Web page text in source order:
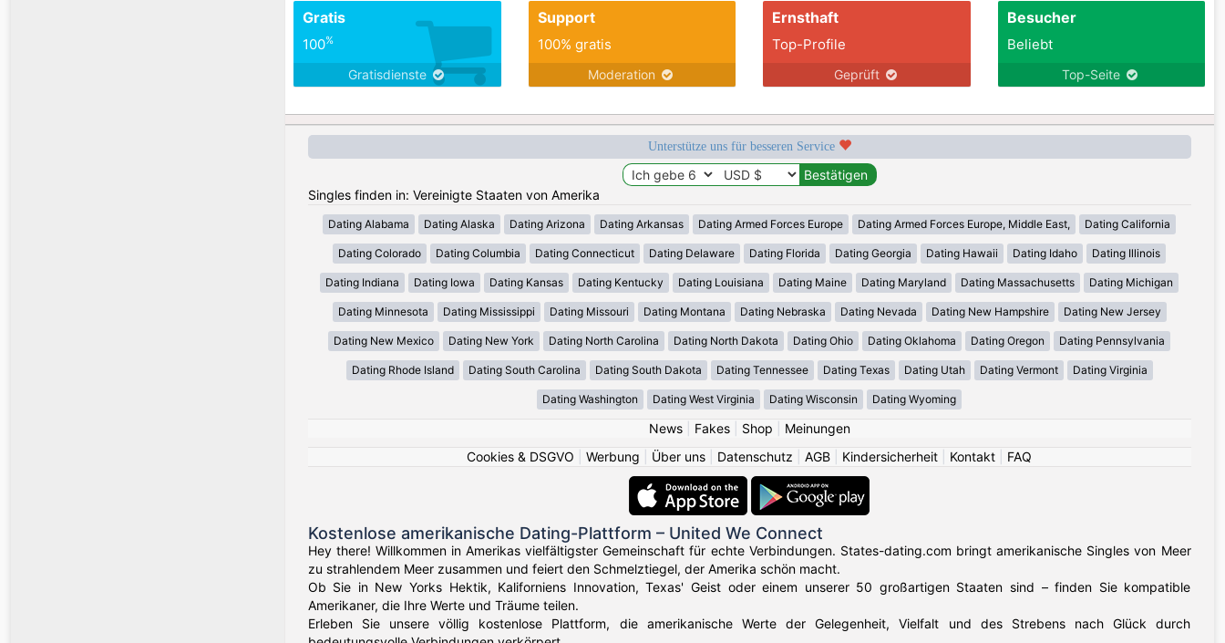
Gratis
100%
Gratisdienste
Support
100% gratis
Moderation
Ernsthaft
Top-Profile
Geprüft
Besucher
Beliebt
Top-Seite
Unterstütze uns für besseren Service
Singles finden in: Vereinigte Staaten von Amerika
Dating Alabama Dating Alaska Dating Arizona Dating Arkansas Dating Armed Forces Europe Dating Armed Forces Europe, Middle East, Dating California
Dating Colorado Dating Columbia Dating Connecticut Dating Delaware Dating Florida Dating Georgia Dating Hawaii Dating Idaho Dating Illinois
Dating Indiana Dating Iowa Dating Kansas Dating Kentucky Dating Louisiana Dating Maine Dating Maryland Dating Massachusetts Dating Michigan
Dating Minnesota Dating Mississippi Dating Missouri Dating Montana Dating Nebraska Dating Nevada Dating New Hampshire Dating New Jersey
Dating New Mexico Dating New York Dating North Carolina Dating North Dakota Dating Ohio Dating Oklahoma Dating Oregon Dating Pennsylvania
Dating Rhode Island Dating South Carolina Dating South Dakota Dating Tennessee Dating Texas Dating Utah Dating Vermont Dating Virginia
Dating Washington Dating West Virginia Dating Wisconsin Dating Wyoming
News| Fakes| Shop
Meinungen
Cookies & DSGVO
Werbung Über uns Datenschutz AGB Kindersicherheit Kontakt FAQ
Kostenlose amerikanische Dating-Plattform – United We Connect
Hey there! Willkommen in Amerikas vielfältigster Gemeinschaft für echte Verbindungen. States-dating.com bringt amerikanische Singles von Meer
zu strahlendem Meer zusammen und feiert den Schmelztiegel, der Amerika schön macht.
Ob Sie in New Yorks Hektik, Kaliforniens Innovation, Texas' Geist oder einem unserer 50 großartigen Staaten sind – finden Sie kompatible
Amerikaner, die Ihre Werte und Träume teilen.
Erleben Sie unsere völlig kostenlose Plattform, die amerikanische Werte der Gelegenheit, Vielfalt und des Strebens nach Glück durch